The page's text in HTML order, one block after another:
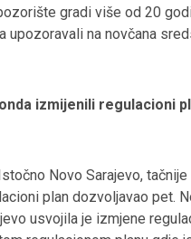
gradi više od 20
upozoravali na novčana
izmijenili regulacioni
Novo Sarajevo,
plan dozvoljavao pet.
usvojila je izmjene